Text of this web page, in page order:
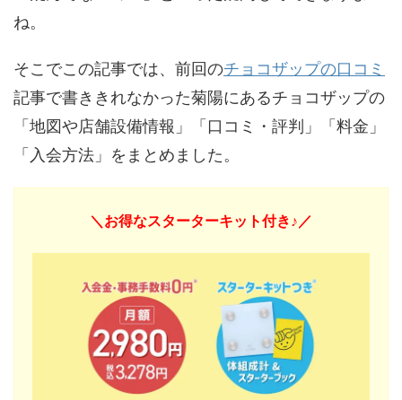
ね。
そこでこの記事では、前回のチョコザップの口コミ
記事で書ききれなかった菊陽にあるチョコザップの
「地図や店舗設備情報」「口コミ・評判」「料金」
「入会方法」をまとめました。
＼お得なスターターキット付き♪／